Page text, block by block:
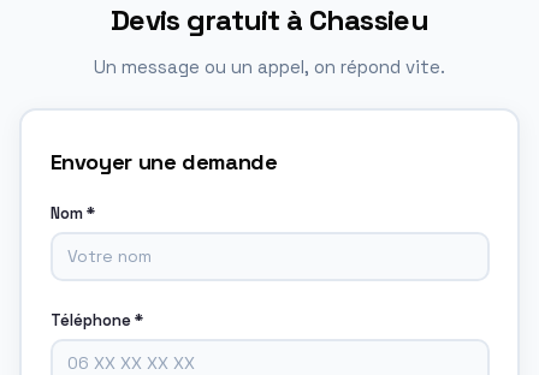
Devis gratuit à Chassieu
Un message ou un appel, on répond vite.
Envoyer une demande
Nom *
Téléphone *